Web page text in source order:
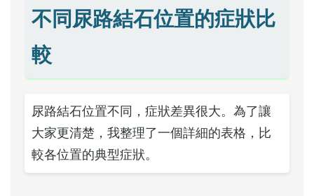
不同尿路結石位置的症狀比
較
尿路結石位置不同，症狀差異很大。為了讓
大家更清楚，我整理了一個詳細的表格，比
較各位置的典型症狀。